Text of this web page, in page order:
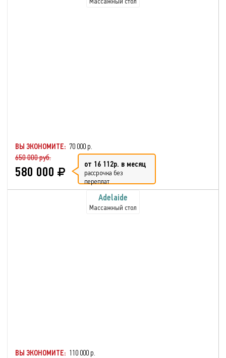
ВЫ ЭКОНОМИТЕ: 70 000 р.
650 000 руб.
580 000 от 16 112р. в месяц
рассрочка без
переплат
Adelaide
Массажный стол
ВЫ ЭКОНОМИТЕ: 110 000 р.